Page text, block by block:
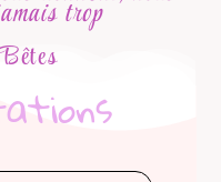
trop